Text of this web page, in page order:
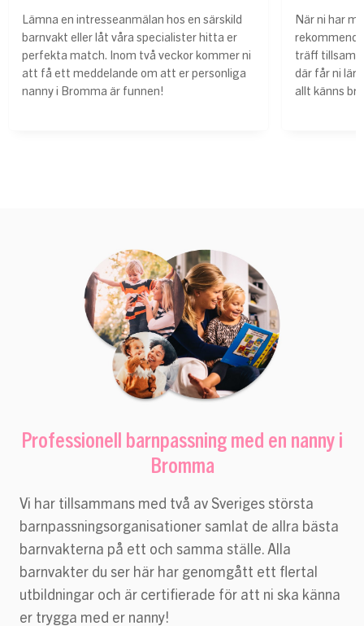
Lämna en intresseanmälan hos en särskild
barnvakt eller låt våra specialister hitta er
perfekta match. Inom två veckor kommer ni
att få ett meddelande om att er personliga
nanny i Bromma är funnen!
När ni har
träff
där får ni
allt känns
Professionell barnpassning med en nanny i
Bromma
Vi har tillsammans med två av Sveriges största
barnpassningsorganisationer samlat de allra bästa
barnvakterna på ett och samma ställe. Alla
barnvakter du ser här har genomgått ett flertal
utbildningar och är certifierade för att ni ska känna
er trygga med er nanny!